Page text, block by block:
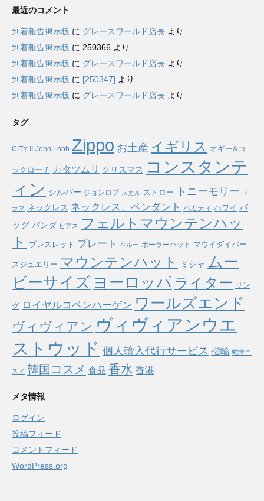
最近のコメント
到着報告掲示板 に グレースワールド店長 より
到着報告掲示板 に 250366 より
到着報告掲示板 に グレースワールド店長 より
到着報告掲示板 に [250347] より
到着報告掲示板 に グレースワールド店長 より
タグ
CITY II John Lobb Zippo お土産 イギリス オギー&コ
ックローチ カタツムリ クリスマス
コンスタンテ
ィン シルバー ジョンロブ スカル ストロー トニーモリー ド
ラマ ネックレス ネックレス、ペンダント ハガティ ハワイ バ
ッグ パンダ ピアス
フェルトマウンテンハッ
ト
ブレスレット プレート ペルー ボーラーハット マウイダイバー
ズジュエリー マウンテンハット ミシャ ムー
ビーサイズ ヨーロッパ ライター リン
グ ロイヤルコペンハーゲン ワールズエンド
ヴィヴィアン ヴィヴィアンウエ
ストウッド 個人輸入代行サービス 指輪 蛇毒コ
スメ 韓国コスメ 食品 香水 香港
メタ情報
ログイン
投稿フィード
コメントフィード
WordPress.org